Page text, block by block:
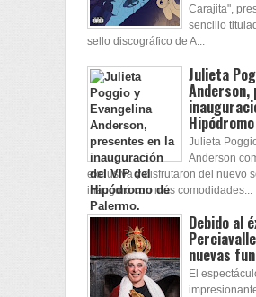
Carajita",
sencillo
sello discográfico de A...
Julieta
Anderson,
Julieta
Anderson
exclusiva y disfrutaron del nuevo
inauguró con más comodidades...
Debido al
nuevas
El